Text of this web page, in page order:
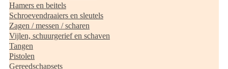
Hamers en beitels
Schroevendraaiers en sleutels
Zagen / messen / scharen
Vijlen, schuurgerief en schaven
Tangen
Pistolen
Gereedschapsets